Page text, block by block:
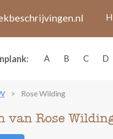
A B C D
Rose Wilding
van Rose